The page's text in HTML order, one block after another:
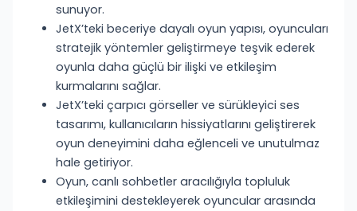
sunuyor.
JetX’teki beceriye dayalı oyun yapısı, oyuncuları
stratejik yöntemler geliştirmeye teşvik ederek
oyunla daha güçlü bir ilişki ve etkileşim
kurmalarını sağlar.
JetX’teki çarpıcı görseller ve sürükleyici ses
tasarımı, kullanıcıların hissiyatlarını geliştirerek
oyun deneyimini daha eğlenceli ve unutulmaz
hale getiriyor.
Oyun, canlı sohbetler aracılığıyla topluluk
etkileşimini destekleyerek oyuncular arasında